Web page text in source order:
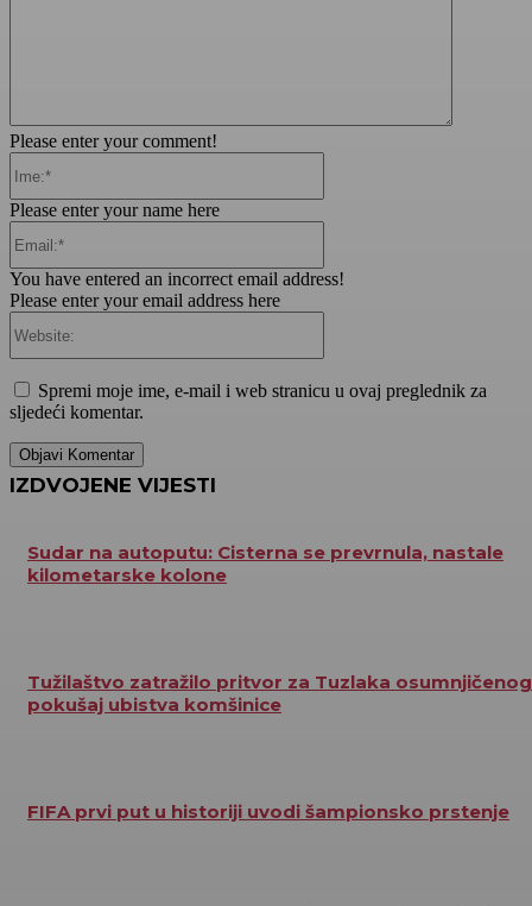
Please enter your comment!
Please enter your name here
You have entered an incorrect email address!
Please enter your email address here
Spremi moje ime, e-mail i web stranicu u ovaj preglednik za
sljedeći komentar.
IZDVOJENE VIJESTI
Sudar na autoputu: Cisterna se prevrnula, nastale
kilometarske kolone
Tužilaštvo zatražilo pritvor za Tuzlaka
pokušaj ubistva komšinice
FIFA prvi put u historiji uvodi šampionsko prstenje